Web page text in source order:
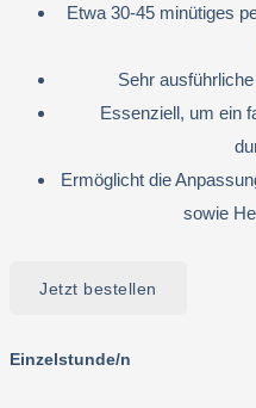
Etwa 30-45 minütiges
Sehr
Essenziell, um ein
Ermöglicht die
sowie
Jetzt bestellen
Einzelstunde/n